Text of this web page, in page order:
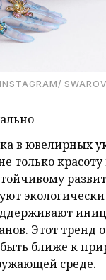
в ювелирных
только
Этот тренд
ближе к
среде.